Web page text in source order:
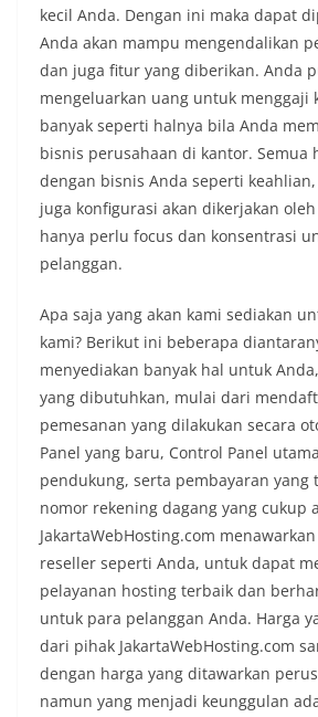
kecil Anda. Dengan ini maka dapat
Anda akan mampu mengendalikan
dan juga fitur yang diberikan. Anda
mengeluarkan uang untuk menggaji
banyak seperti halnya bila Anda
bisnis perusahaan di kantor. Semua
dengan bisnis Anda seperti
juga konfigurasi akan dikerjakan
hanya perlu focus dan konsentrasi
pelanggan.
Apa saja yang akan kami sediakan
kami? Berikut ini beberapa
menyediakan banyak hal untuk
yang dibutuhkan, mulai dari
pemesanan yang dilakukan secara
Panel yang baru, Control Panel
pendukung, serta pembayaran yang
nomor rekening dagang yang cukup
JakartaWebHosting.com
reseller seperti Anda, untuk dapat
pelayanan hosting terbaik dan
untuk para pelanggan Anda. Harga
dari pihak JakartaWebHosting.com
dengan harga yang ditawarkan
namun yang menjadi keunggulan